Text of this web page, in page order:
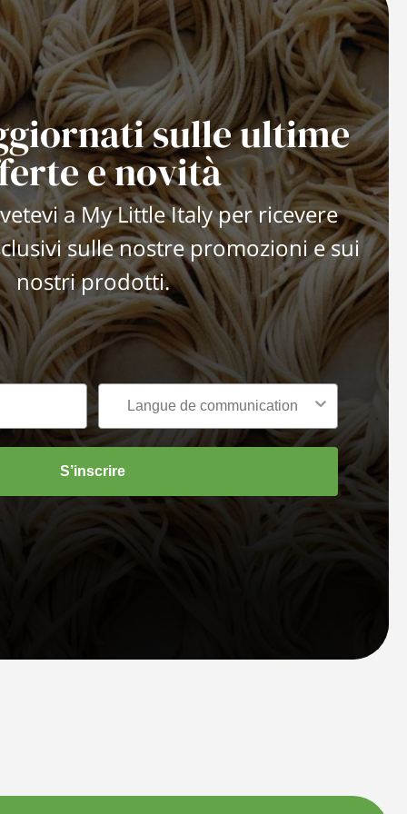
sulle ultime
e novità
a My Little Italy per ricevere
sulle nostre promozioni e sui
nostri prodotti.
S’inscrire